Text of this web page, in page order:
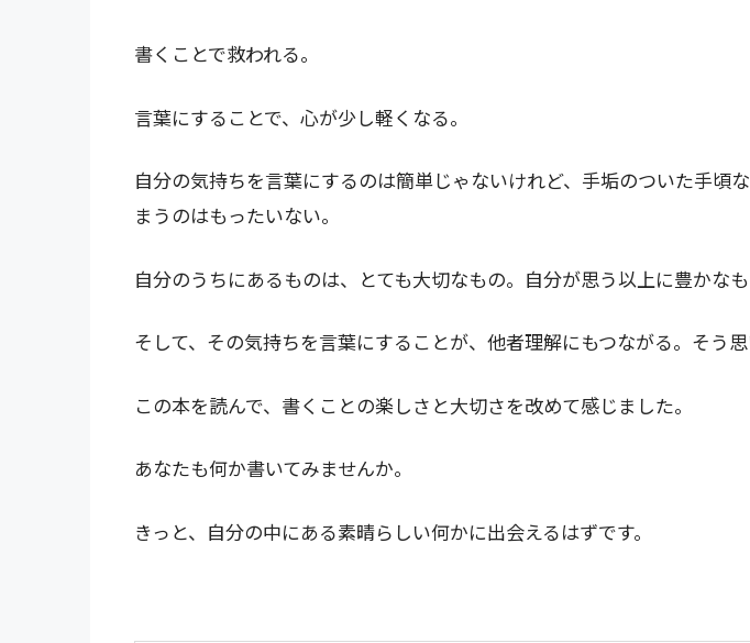
書くことで救われる。
言葉にすることで、心が少し軽くなる。
自分の気持ちを言葉にするのは簡単じゃないけれど、手垢のついた手頃
まうのはもったいない。
自分のうちにあるものは、とても大切なもの。自分が思う以上に豊かなも
そして、その気持ちを言葉にすることが、他者理解にもつながる。そう思
この本を読んで、書くことの楽しさと大切さを改めて感じました。
あなたも何か書いてみませんか。
きっと、自分の中にある素晴らしい何かに出会えるはずです。